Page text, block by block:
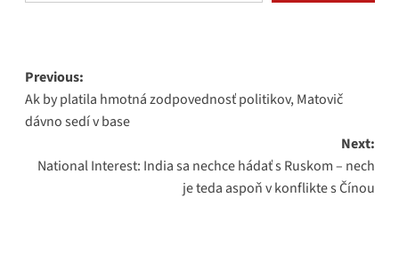
Post
navigation
Previous:
Ak by platila hmotná zodpovednosť politikov, Matovič
dávno sedí v base
Next:
National Interest: India sa nechce hádať s Ruskom – nech
je teda aspoň v konflikte s Čínou